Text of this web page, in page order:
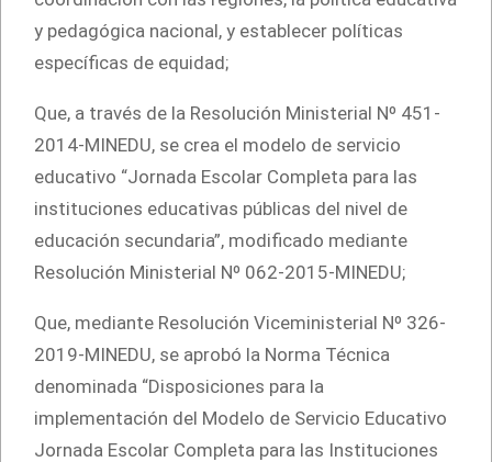
y pedagógica nacional, y establecer políticas
específicas de equidad;
Que, a través de la Resolución Ministerial Nº 451-
2014-MINEDU, se crea el modelo de servicio
educativo “Jornada Escolar Completa para las
instituciones educativas públicas del nivel de
educación secundaria”, modificado mediante
Resolución Ministerial Nº 062-2015-MINEDU;
Que, mediante Resolución Viceministerial Nº 326-
2019-MINEDU, se aprobó la Norma Técnica
denominada “Disposiciones para la
implementación del Modelo de Servicio Educativo
Jornada Escolar Completa para las Instituciones